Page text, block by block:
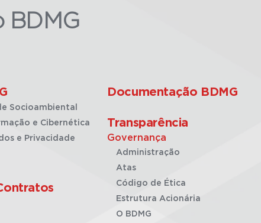
BDMG
Socioambiental
e Cibernética
e Privacidade
Documentação BDMG
Transparência
Governança
Administração
Atas
Código de Ética
Estrutura Acionária
O BDMG